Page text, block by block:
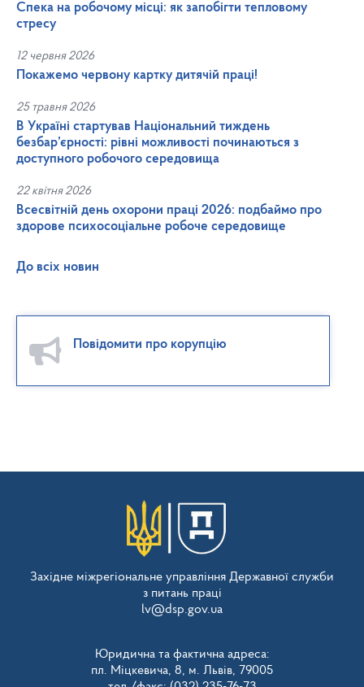
Спека на робочому місці: як запобігти тепловому
стресу
12 червня 2026
Покажемо червону картку дитячій праці!
25 травня 2026
В Україні стартував Національний тиждень
безбар’єрності: рівні можливості починаються з
доступного робочого середовища
22 квітня 2026
Всесвітній день охорони праці 2026: подбаймо про
здорове психосоціальне робоче середовище
До всіх новин
Повідомити про корупцію
Західне міжрегіональне управління Державної служби
з питань праці
lv@dsp.gov.ua
Юридична та фактична адреса:
пл. Міцкевича, 8, м. Львів, 79005